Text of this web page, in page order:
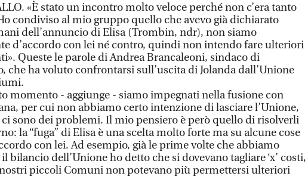
«È stato un incontro molto veloce perché non c’era tanto
condiviso al mio gruppo quello che avevo già dichiarato
dell’annuncio di Elisa (Trombin, ndr), non siamo
d’accordo con lei né contro, quindi non intendo fare ulteriori
Queste le parole di Andrea Brancaleoni, sindaco di
che ha voluto confrontarsi sull’uscita di Jolanda dall’Unione
momento - aggiunge - siamo impegnati nella fusione con
per cui non abbiamo certo intenzione di lasciare l’Unione,
ci sono dei problemi. Il mio pensiero è però quello di risolverli
la “fuga” di Elisa è una scelta molto forte ma su alcune cose
con lei. Ad esempio, già le prime volte che abbiamo
bilancio dell’Unione ho detto che si dovevano tagliare ‘x’ costi,
piccoli Comuni non potevano più permettersi ulteriori